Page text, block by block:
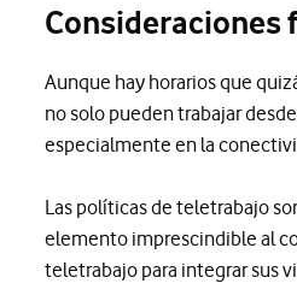
Consideraciones
Aunque hay horarios que
no solo pueden trabajar
especialmente en la
Las políticas de teletrabajo
elemento imprescindible al
teletrabajo para integrar sus